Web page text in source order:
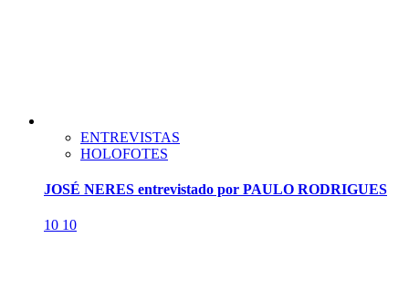
ENTREVISTAS
HOLOFOTES
JOSÉ NERES entrevistado por PAULO RODRIGUES
10 10